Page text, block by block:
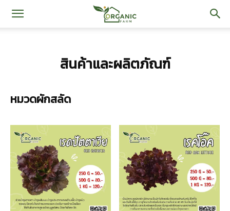
iOrganic
สินค้าและผลิตภัณฑ์
หมวดผักสลัด